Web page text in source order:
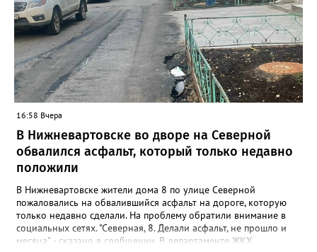
также 33,5 литра жидкостей для них. Общая стоимость
конфискованной продукции превысила 1 млн рублей.
Вартовчанин признался, что осознавал противоправный
характер своих действий, но всё равно пошёл на нарушение
закона. Следственным управлением УМВД возбуждено
уголовное дело по ч. 6 ст. 171.1 УК РФ (приобретение,
хранение и сбыт товаров без обязательной маркировки в
крупном размере).
16:58 Вчера
В Нижневартовске во дворе на Северной
обвалился асфальт, который только недавно
положили
В Нижневартовске жители дома 8 по улице Северной
пожаловались на обвалившийся асфальт на дороге, которую
только недавно сделали. На проблему обратили внимание в
социальных сетях. "Северная, 8. Делали асфальт, не прошло и
месяца", - сказано в сообщении. В департаменте ЖКХ